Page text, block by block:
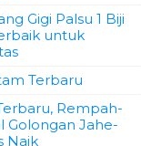
Gigi Palsu 1 Biji
untuk
Terbaru
Rempah-
Golongan Jahe-
Naik